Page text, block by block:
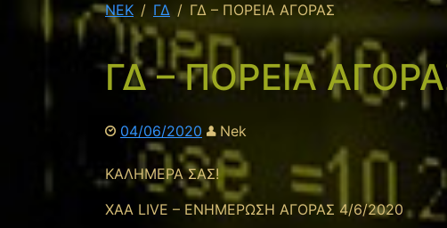
NEK ΓΔ ΓΔ – ΠΟΡΕΙΑ ΑΓΟΡΑΣ
ΓΔ – ΠΟΡΕΙΑ
04/06/2020 Nek
ΚΑΛΗΜΕΡΑ ΣΑΣ!
XAA LIVE – ΕΝΗΜΕΡΩΣΗ ΑΓΟΡΑΣ 4/6/2020